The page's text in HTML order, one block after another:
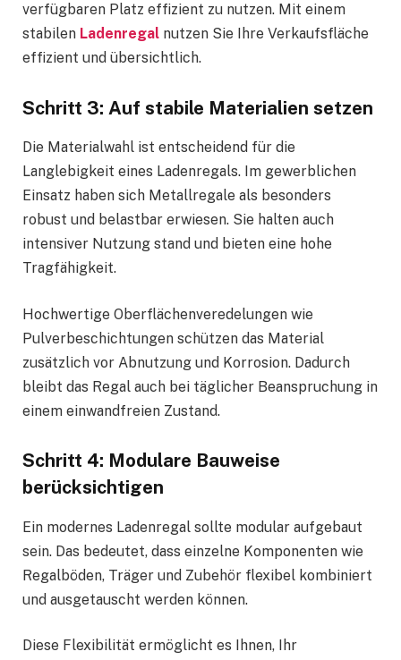
verfügbaren Platz effizient zu nutzen. Mit einem
stabilen Ladenregal nutzen Sie Ihre Verkaufsfläche
effizient und übersichtlich.
Schritt 3: Auf stabile Materialien setzen
Die Materialwahl ist entscheidend für die
Langlebigkeit eines Ladenregals. Im gewerblichen
Einsatz haben sich Metallregale als besonders
robust und belastbar erwiesen. Sie halten auch
intensiver Nutzung stand und bieten eine hohe
Tragfähigkeit.
Hochwertige Oberflächenveredelungen wie
Pulverbeschichtungen schützen das Material
zusätzlich vor Abnutzung und Korrosion. Dadurch
bleibt das Regal auch bei täglicher Beanspruchung in
einem einwandfreien Zustand.
Schritt 4: Modulare Bauweise
berücksichtigen
Ein modernes Ladenregal sollte modular aufgebaut
sein. Das bedeutet, dass einzelne Komponenten wie
Regalböden, Träger und Zubehör flexibel kombiniert
und ausgetauscht werden können.
Diese Flexibilität ermöglicht es Ihnen, Ihr